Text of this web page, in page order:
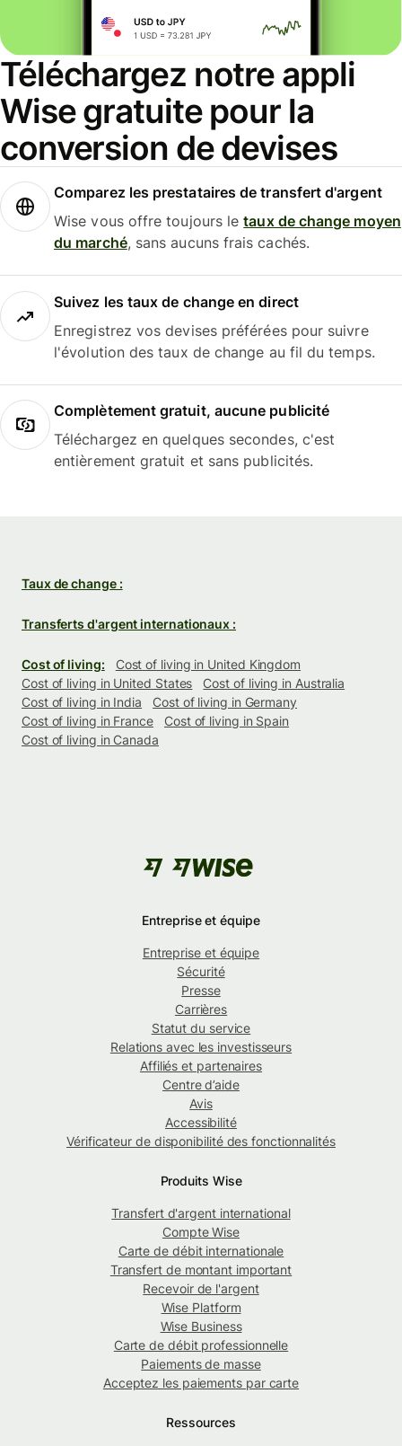
Téléchargez notre appli
Wise gratuite pour la
conversion de devises
Comparez les prestataires de transfert d'argent
Wise vous offre toujours letaux de change moyen
du marché, sans aucuns frais cachés.
Suivez les taux de change en direct
Enregistrez vos devises préférées pour suivre
l'évolution des taux de change au fil du temps.
Complètement gratuit, aucune publicité
Téléchargez en quelques secondes, c'est
entièrement gratuit et sans publicités.
Taux de change :
Transferts d'argent internationaux :
Cost of living:
Cost of living in United Kingdom
Cost of living in United States
Cost of living in Australia
Cost of living in India
Cost of living in Germany
Cost of living in France
Cost of living in Spain
Cost of living in Canada
Entreprise et équipe
Entreprise et équipe
Sécurité
Presse
Carrières
Statut du service
Relations avec les investisseurs
Affiliés et partenaires
Centre d’aide
Avis
Accessibilité
Vérificateur de disponibilité des fonctionnalités
Produits Wise
Transfert d'argent international
Compte Wise
Carte de débit internationale
Transfert de montant important
Recevoir de l'argent
Wise Platform
Wise Business
Carte de débit professionnelle
Paiements de masse
Acceptez les paiements par carte
Ressources